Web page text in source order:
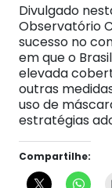
Divulgado
Observatório
sucesso no
em que o
elevada
outras
uso de
estratégias
Compartilhe: